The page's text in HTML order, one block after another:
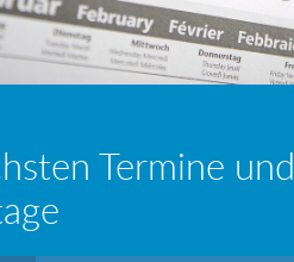
Termine und